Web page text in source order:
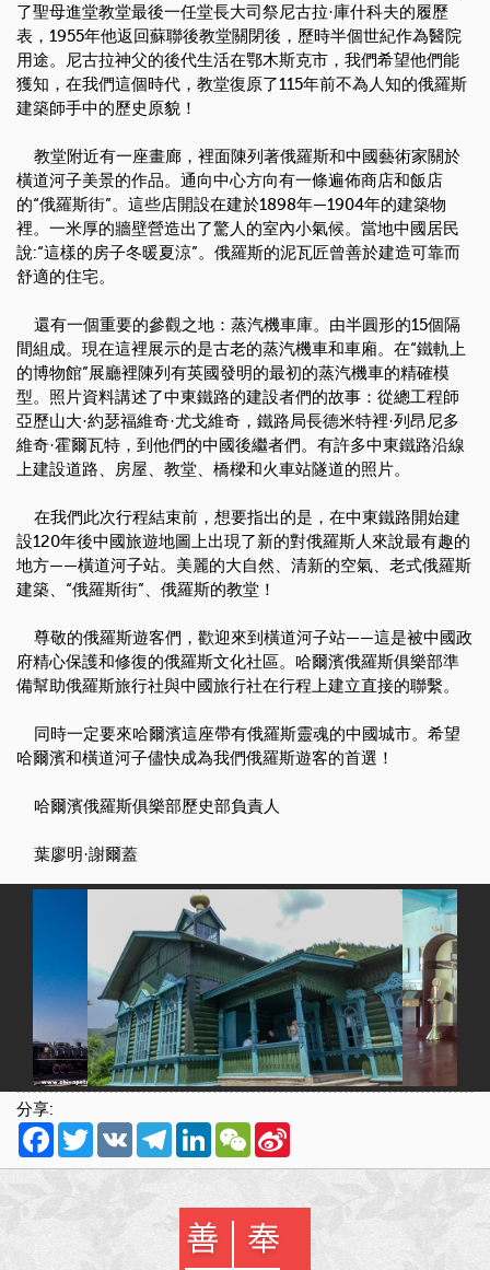
了聖母進堂教堂最後一任堂長大司祭尼古拉·庫什科夫的履歷
表， 1955年他返回蘇聯後教堂關閉後，歷時半個世紀作為醫院
用途。尼古拉神父的後代生活在鄂木斯克市，我們希望他們能
獲知，在我們這個時代，教堂復原了115年前不為人知的俄羅斯
建築師手中的歷史原貌！
教堂附近有一座畫廊，裡面陳列著俄羅斯和中國藝術家關於
橫道河子美景的作品。通向中心方向有一條遍佈商店和飯店
的“俄羅斯街”。這些店開設在建於1898年—1904年的建築物
裡。一米厚的牆壁營造出了驚人的室內小氣候。當地中國居民
說:“這樣的房子冬暖夏涼”。俄羅斯的泥瓦匠曾善於建造可靠而
舒適的住宅。
還有一個重要的參觀之地：蒸汽機車庫。由半圓形的15個隔
間組成。現在這裡展示的是古老的蒸汽機車和車廂。在“鐵軌上
的博物館”展廳裡陳列有英國發明的最初的蒸汽機車的精確模
型。照片資料講述了中東鐵路的建設者們的故事：從總工程師
亞歷山大·約瑟福維奇·尤戈維奇，鐵路局長德米特裡·列昂尼多
維奇·霍爾瓦特，到他們的中國後繼者們。有許多中東鐵路沿線
上建設道路、房屋、教堂、橋樑和火車站隧道的照片。
在我們此次行程結束前，想要指出的是，在中東鐵路開始建
設120年後中國旅遊地圖上出現了新的對俄羅斯人來說最有趣的
地方——橫道河子站。美麗的大自然、清新的空氣、老式俄羅斯
建築、“俄羅斯街”、俄羅斯的教堂！
尊敬的俄羅斯遊客們，歡迎來到橫道河子站——這是被中國政
府精心保護和修復的俄羅斯文化社區。哈爾濱俄羅斯俱樂部準
備幫助俄羅斯旅行社與中國旅行社在行程上建立直接的聯繫。
同時一定要來哈爾濱這座帶有俄羅斯靈魂的中國城市。希望
哈爾濱和橫道河子儘快成為我們俄羅斯遊客的首選！
哈爾濱俄羅斯俱樂部歷史部負責人
葉廖明·謝爾蓋
分享:
Facebook
TwitterVK TelegramLinkedInWeChat